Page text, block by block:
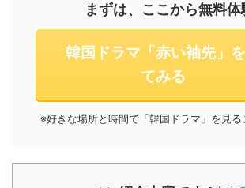
まずは、ここから無料体
韓国ドラマ「赤い袖先」
てみる
※好きな場所と時間で「韓国ドラマ」を見る